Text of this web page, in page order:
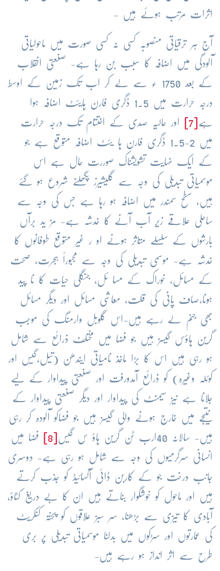
اثرات مرتب ہوئے ہیں -
آج ہر ترقیاتی منصوبہ کسی نہ کسی صورت میں ماحولیاتی
آلودگی میں اضافہ کا سبب بن رہا ہے- صنعتی انقلاب
کے بعد 1750 ء سے لے کر اب تک زمین کے اوسط
درجہ حرارت میں 1.5 ڈگری فارن ہایئٹ اضافہ ہوا
ہے اور حالیہ صدی کے اختتام تک درجہ حرارت
میں 2-1.5 ڈگری فارن ہا یئٹ اضافہ متوقع ہے جو
کے ایک نہایت تشویشناک صوررت حال ہے اس
موسمیاتی تبدیلی کی وجہ سے گلیشیرز پگھلنے شروع ہو گئے
ہیں، سطح سمندر میں اضافہ ہو رہا ہے جس کی وجہ سے
ساحلی علاقے زیرِ آب آنے کا خدشہ ہے- مز ید برآں
بارشوں کے سلسلے متاثر ہونے او ر غیر متوقع طوفانوں کا
خدشہ ہے- موسمی تبدیلی کی وجہ سے مجبوراً ہجرت، صحت
کے مسائل، خوراک کے مسا ئل، جنگلی حیات کا نا پید
ہونا،صاف پانی کی قلت، معاشی مسائل اور دیگر مسائل
بھی جنم لے رہے ہیں-اس گلوبل وارمنگ کی موجب
گرین ہاؤس گیسز ہیں جو فضا میں مختلف ذرائع سے شامل
ہو رہی ہیں اس کا بڑا ماخذ نامیاتی ایندھن (تیل،گیس اور
کوئلہ وغیرہ) کو ذرائع آمدورفت اور صنعتی پیداوار کے لیے
جلانا ہے نیز سیمنٹ کی پیداوار اور دیگر صنعتی پیداوار کے
نتیجے میں خارج ہونے والی گیسز ہیں جو فضاکو آلودہ کر رہی
ہیں- سالانہ 40ارب ٹن گرین ہاؤ س گیس فضا میں
انسانی سرگرمیوں کی وجہ سے شامل ہو رہی ہے- دوسری
جانب درخت جو کے کاربن ڈائی آکسائیڈ کو جذب کرتے
ہیں اور ماحول کو خوشگوار بناتے ہیں ان کا بے دریغ کٹاؤ،
آبادی کا تیزی سے بڑھنا، سر سبز علاقوں کو پختہ کنکریٹ
کی عمارتوں اور سڑکوں میں بدلنا موسمیاتی تبدیلی پر بری
طرح سے اثر انداز ہو رہے ہیں-